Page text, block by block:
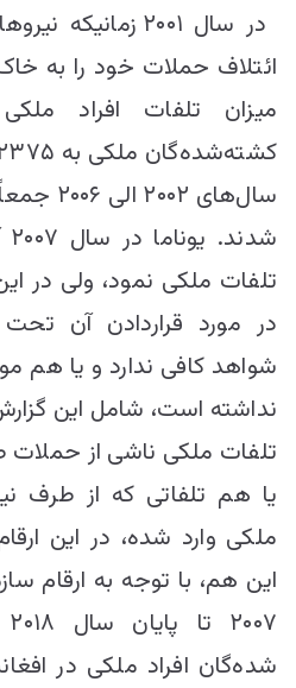
در سال ۲۰۰۱
ائتلاف حملات خود را به خاک
میزان تلفات افراد
تلفات ملکی نمود، ولی در
در مورد قراردادن آن
شواهد کافی ندارد و یا هم
نداشته است، شامل این
تلفات ملکی ناشی از
یا هم تلفاتی که از طرف
ملکی وارد شده، در این
این هم، با توجه به ارقام